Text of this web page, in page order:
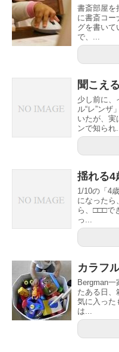
書斎部屋を
に書斎コー
グを書いて
で、...
聞こえ
少し前に、
ル“レ”ン
いたが、実
ンで知られ...
揺れる4
1/10の「4
になった
ら、□□□で
っ...
カラフ
Bergman一
たある日、
気に入った
は...